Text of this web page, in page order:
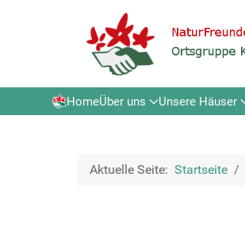
HomeÜber uns Unsere Häuser
Aktuelle Seite: Startseite